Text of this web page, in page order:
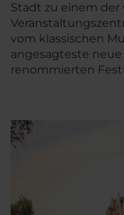
Stadt zu einem
vom klassischen
angesagteste
renommierten